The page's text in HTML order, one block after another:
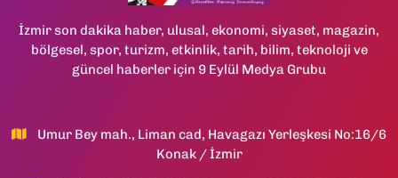
İzmir son dakika haber, ulusal, ekonomi, siyaset, magazin,
bölgesel, spor, turizm, etkinlik, tarih, bilim, teknoloji ve
güncel haberler için 9 Eylül Medya Grubu
Umur Bey mah., Liman cad, Havagazı Yerleşkesi No:16/6
Konak / İzmir